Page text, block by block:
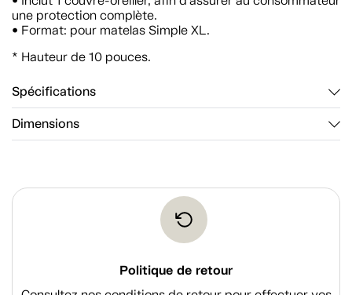
une protection complète.
• Format: pour matelas Simple XL.
* Hauteur de 10 pouces.
Spécifications
Dimensions
Politique de retour